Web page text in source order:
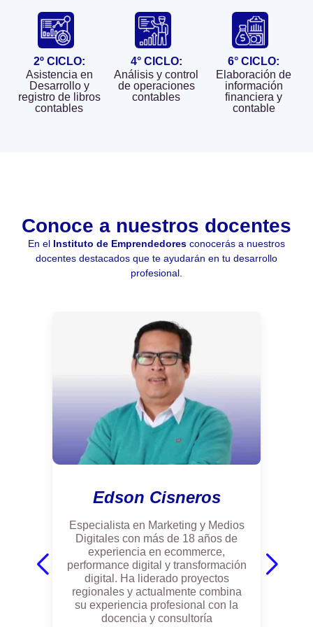
permitan
competir en el
exigente
ámbito
profesional que
requiere el
mercado
los que las
áreas de
proceso de
toma de
decisiones
empresariales.
Desarrolla
capacidades en
torno al
análisis, de los
estados
financieros,
recopilando,
asertivas.
Registrar los
movimientos de
ingresos,
egresos y
costos de la
políticas
organizacionales.
Realizar
debido control
información.
Elaborar las
mensuales y
través de los
sistemas de
información.
Ejecutar de
manera directa
las operaciones
Áreas de
Compras,
Adquisiciones
y/o Logística de
cualquier
empresa.
Empresas
diversos
incluidos los
financieros.
2º CICLO:
Asistencia en
Desarrollo y
registro de libros
contables​
4° CICLO:
Análisis y control
de operaciones
contables​
6° CICLO:
Elaboración de
información
financiera y
contable
Conoce a nuestros docentes
En el Instituto de Emprendedores conocerás a nuestros
docentes destacados que te ayudarán en tu desarrollo
profesional.
Edson Cisneros
Especialista en Marketing y Medios
Digitales con más de 18 años de
experiencia en ecommerce,
performance digital y transformación
digital. Ha liderado proyectos
regionales y actualmente combina
su experiencia profesional con la
docencia y consultoría